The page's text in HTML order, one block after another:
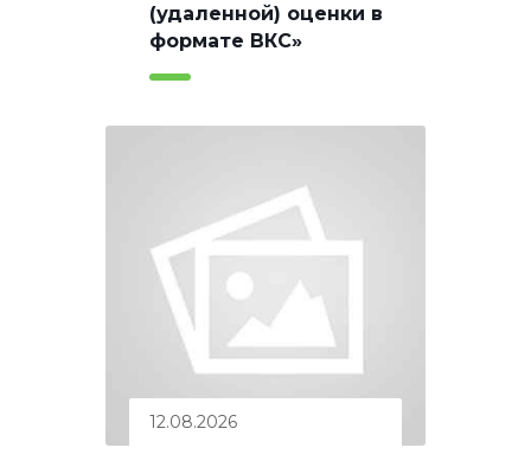
(удаленной) оценки в
формате ВКС»
12.08.2026